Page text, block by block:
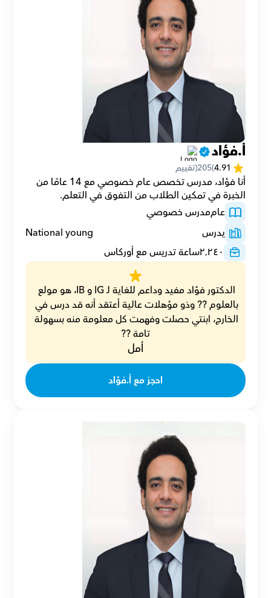
أ.فؤاد
4.91
(
205(تقييم
الخبرة في تمكين الطلاب من التفوق في التعلم.
عاممدرس خصوصي
يدرس
National young
٢٬٢٤٠ساعة تدريس مع أوركاس
تامة ??
أمل
احجز مع أ.فؤاد